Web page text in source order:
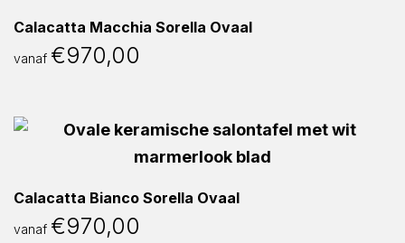
Calacatta Macchia Sorella Ovaal
vanaf €970,00
Calacatta Bianco Sorella Ovaal
vanaf €970,00